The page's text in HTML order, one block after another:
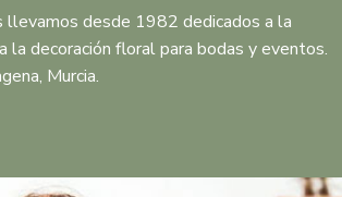
llevamos desde 1982 dedicados a la
la decoración floral para bodas y eventos.
Murcia.